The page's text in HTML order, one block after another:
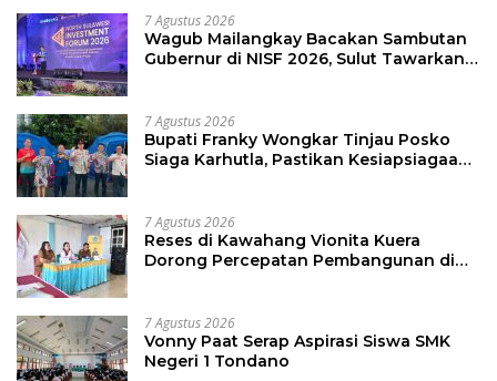
7 Agustus 2026
Wagub Mailangkay Bacakan Sambutan
Gubernur di NISF 2026, Sulut Tawarkan
7 Agustus 2026
Bupati Franky Wongkar Tinjau Posko
Siaga Karhutla, Pastikan Kesiapsiagaan
7 Agustus 2026
Reses di Kawahang Vionita Kuera
Dorong Percepatan Pembangunan di
7 Agustus 2026
Vonny Paat Serap Aspirasi Siswa SMK
Negeri 1 Tondano